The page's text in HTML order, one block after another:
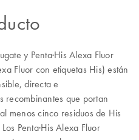
y Penta·His Alexa Fluor
Fluor con etiquetas His) están
directa e
recombinantes que portan
menos cinco residuos de His
Penta·His Alexa Fluor